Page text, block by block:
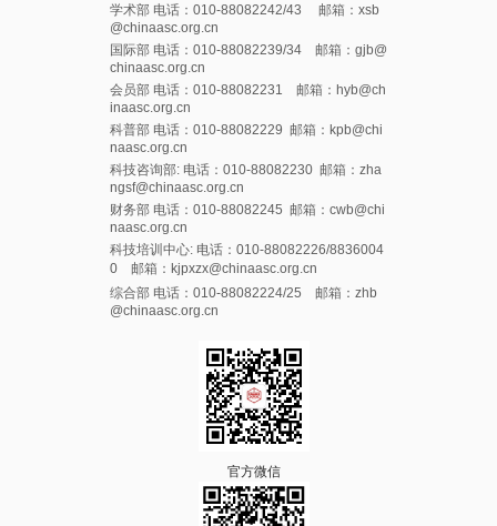
学术部 电话：010-88082242/43 邮箱：xsb
@chinaasc.org.cn
国际部 电话：010-88082239/34 邮箱：gjb@
chinaasc.org.cn
会员部 电话：010-88082231 邮箱：hyb@ch
inaasc.org.cn
科普部 电话：010-88082229 邮箱：kpb@chi
naasc.org.cn
科技咨询部: 电话：010-88082230 邮箱：zha
ngsf@chinaasc.org.cn
财务部 电话：010-88082245 邮箱：cwb@chi
naasc.org.cn
科技培训中心: 电话：010-88082226/8836004
0 邮箱：kjpxzx@chinaasc.org.cn
综合部 电话：010-88082224/25 邮箱：zhb
@chinaasc.org.cn
官方微信